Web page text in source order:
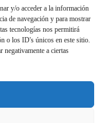
y/o acceder a la información
de navegación y para mostrar
tecnologías nos permitirá
o los ID's únicos en este sitio.
negativamente a ciertas